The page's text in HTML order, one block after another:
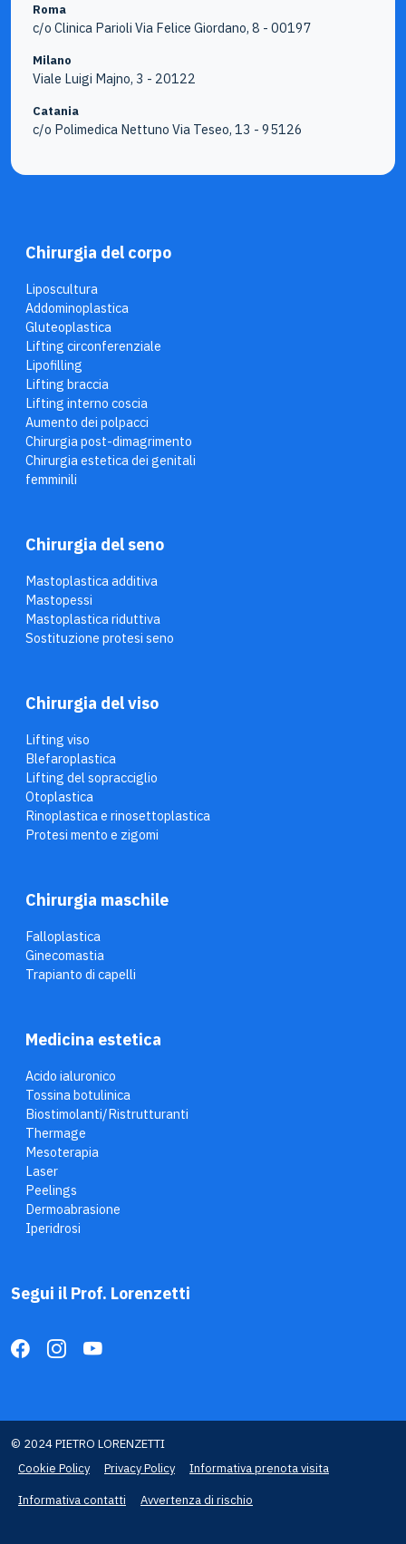
Chirurgia del corpo
Liposcultura
Addominoplastica
Gluteoplastica
Lifting circonferenziale
Lipofilling
Lifting braccia
Lifting interno coscia
Aumento dei polpacci
Chirurgia post-dimagrimento
Chirurgia estetica dei genitali
femminili
Chirurgia del seno
Mastoplastica additiva
Mastopessi
Mastoplastica riduttiva
Sostituzione protesi seno
Chirurgia del viso
Lifting viso
Blefaroplastica
Lifting del sopracciglio
Otoplastica
Rinoplastica e rinosettoplastica
Protesi mento e zigomi
Chirurgia maschile
Falloplastica
Ginecomastia
Trapianto di capelli
Medicina estetica
Acido ialuronico
Tossina botulinica
Biostimolanti/Ristrutturanti
Thermage
Mesoterapia
Laser
Peelings
Dermoabrasione
Iperidrosi
Segui il Prof. Lorenzetti
Roma
c/o Clinica Parioli Via Felice Giordano, 8 - 00197
Milano
Viale Luigi Majno, 3 - 20122
Catania
c/o Polimedica Nettuno Via Teseo, 13 - 95126
© 2024 PIETRO LORENZETTI
Cookie Policy
Privacy Policy Informativa prenota visita
Informativa contatti Avvertenza di rischio